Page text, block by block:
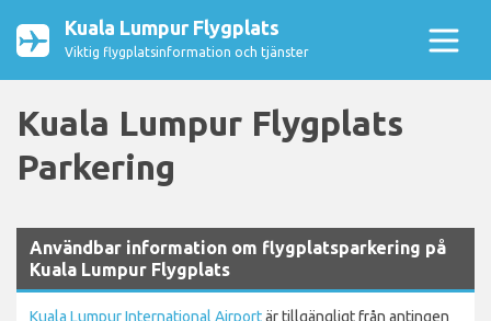
Kuala Lumpur Flygplats
Viktig flygplatsinformation och tjänster
Kuala Lumpur Flygplats
Parkering
Användbar information om flygplatsparkering på
Kuala Lumpur Flygplats
Kuala Lumpur International Airportär tillgängligt från antingen